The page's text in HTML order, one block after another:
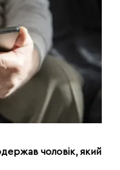
чоловік, який